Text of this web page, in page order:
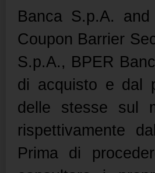
Banca S.p.A.
Coupon Barrier
S.p.A., BPER
di acquisto e dal
delle stesse sul
rispettivamente
Prima di